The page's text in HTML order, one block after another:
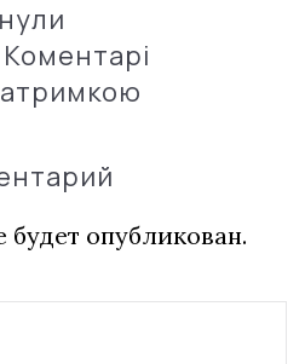
опубликован.